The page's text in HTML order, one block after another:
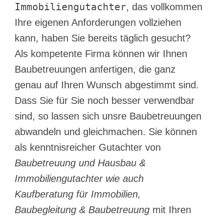
Immobiliengutachter, das vollkommen
Ihre eigenen Anforderungen vollziehen
kann, haben Sie bereits täglich gesucht?
Als kompetente Firma können wir Ihnen
Baubetreuungen anfertigen, die ganz
genau auf Ihren Wunsch abgestimmt sind.
Dass Sie für Sie noch besser verwendbar
sind, so lassen sich unsre Baubetreuungen
abwandeln und gleichmachen. Sie können
als kenntnisreicher Gutachter von
Baubetreuung und Hausbau &
Immobiliengutachter wie auch
Kaufberatung für Immobilien,
Baubegleitung & Baubetreuung mit Ihren